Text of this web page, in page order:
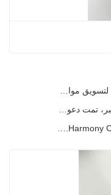
حضرت شركة Harmony Chemical Ltd. معرض ICIF China 2019 الذي عقد في الفترة من 16 إلى 18 سبتمبر 2019 في شنغهاي، الصين.